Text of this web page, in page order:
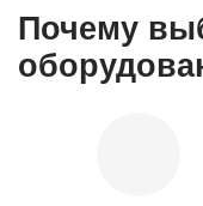
Почему